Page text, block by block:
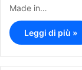
Made in…
Leggi di più »